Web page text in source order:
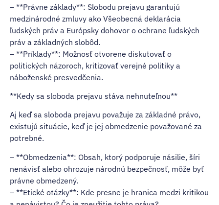
– **Právne základy**: Slobodu prejavu garantujú
medzinárodné zmluvy ako Všeobecná deklarácia
ľudských práv a Európsky dohovor o ochrane ľudských
práv a základných slobôd.
– **Príklady**: Možnosť otvorene diskutovať o
politických názoroch, kritizovať verejné politiky a
náboženské presvedčenia.
**Kedy sa sloboda prejavu stáva nehnuteľnou**
Aj keď sa sloboda prejavu považuje za základné právo,
existujú situácie, keď je jej obmedzenie považované za
potrebné.
– **Obmedzenia**: Obsah, ktorý podporuje násilie, šíri
nenávisť alebo ohrozuje národnú bezpečnosť, môže byť
právne obmedzený.
– **Etické otázky**: Kde presne je hranica medzi kritikou